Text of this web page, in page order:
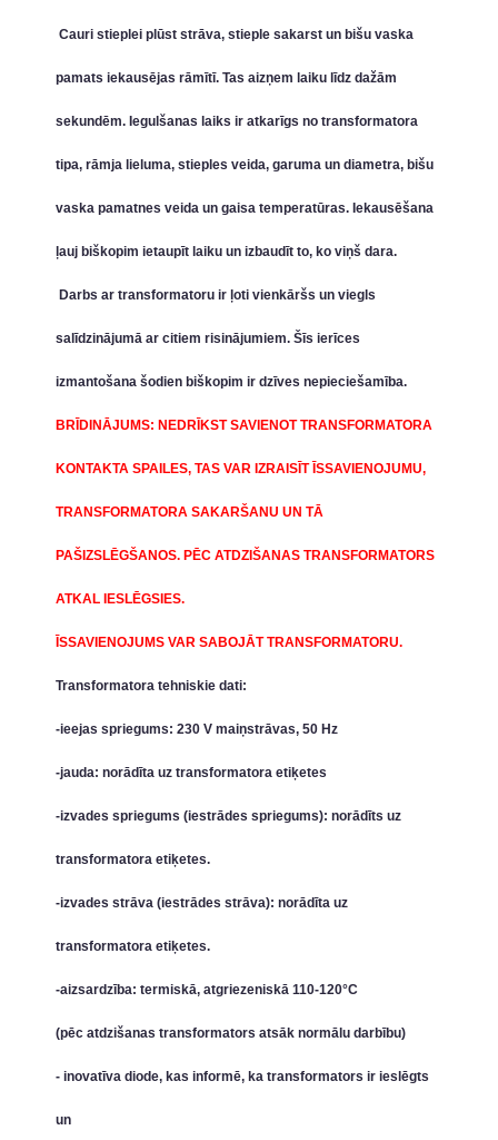
Cauri stieplei plūst strāva, stieple sakarst un bišu vaska
pamats iekausējas rāmītī. Tas aizņem laiku līdz dažām
sekundēm. Iegulšanas laiks ir atkarīgs no transformatora
tipa, rāmja lieluma, stieples veida, garuma un diametra, bišu
vaska pamatnes veida un gaisa temperatūras. Iekausēšana
ļauj biškopim ietaupīt laiku un izbaudīt to, ko viņš dara.
Darbs ar transformatoru ir ļoti vienkāršs un viegls
salīdzinājumā ar citiem risinājumiem. Šīs ierīces
izmantošana šodien biškopim ir dzīves nepieciešamība.
BRĪDINĀJUMS: NEDRĪKST SAVIENOT TRANSFORMATORA
KONTAKTA SPAILES, TAS VAR IZRAISĪT ĪSSAVIENOJUMU,
TRANSFORMATORA SAKARŠANU UN TĀ
PAŠIZSLĒGŠANOS. PĒC ATDZIŠANAS TRANSFORMATORS
ATKAL IESLĒGSIES.
ĪSSAVIENOJUMS VAR SABOJĀT TRANSFORMATORU.
Transformatora tehniskie dati:
-ieejas spriegums: 230 V maiņstrāvas, 50 Hz
-jauda: norādīta uz transformatora etiķetes
-izvades spriegums (iestrādes spriegums): norādīts uz
transformatora etiķetes.
-izvades strāva (iestrādes strāva): norādīta uz
transformatora etiķetes.
-aizsardzība: termiskā, atgriezeniskā 110-120°C
(pēc atdzišanas transformators atsāk normālu darbību)
- inovatīva diode, kas informē, ka transformators ir ieslēgts
un